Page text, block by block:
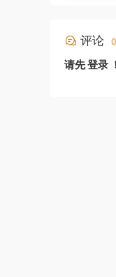
评论 0
请先登录 ！